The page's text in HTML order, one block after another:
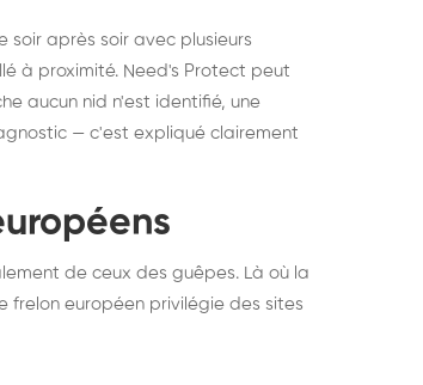
soir après soir avec plusieurs
à proximité. Need's Protect peut
aucun nid n'est identifié, une
— c'est expliqué clairement
de ceux des guêpes. Là où la
frelon européen privilégie des sites